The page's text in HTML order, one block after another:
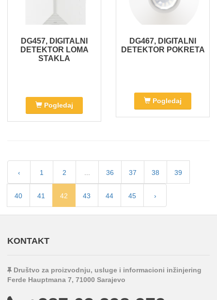
DG457, DIGITALNI
DETEKTOR LOMA
STAKLA
Pogledaj
DG467, DIGITALNI
DETEKTOR POKRETA
Pogledaj
‹ 1 2 36 37 38 39
40 41 42 43 44 45 ›
KONTAKT
Društvo za proizvodnju, usluge i informacioni inžinjering
Ferde Hauptmana 7, 71000 Sarajevo